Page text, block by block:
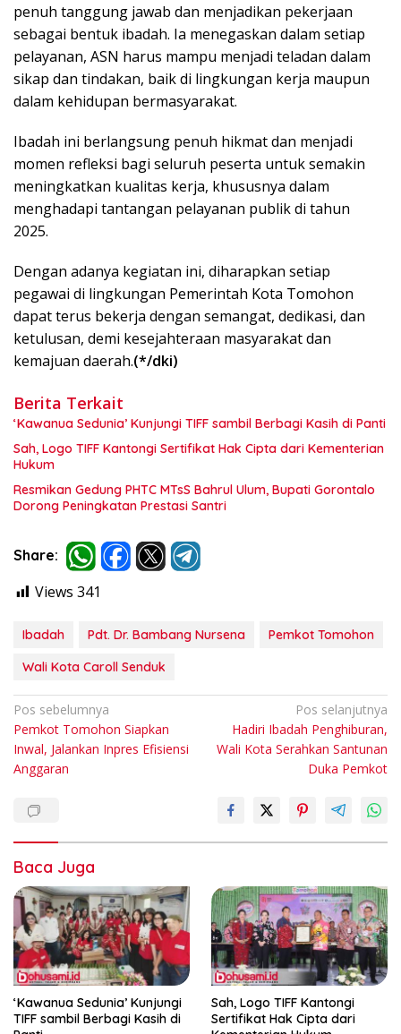
penuh tanggung jawab dan menjadikan pekerjaan
sebagai bentuk ibadah. Ia menegaskan dalam setiap
pelayanan, ASN harus mampu menjadi teladan dalam
sikap dan tindakan, baik di lingkungan kerja maupun
dalam kehidupan bermasyarakat.
Ibadah ini berlangsung penuh hikmat dan menjadi
momen refleksi bagi seluruh peserta untuk semakin
meningkatkan kualitas kerja, khususnya dalam
menghadapi tantangan pelayanan publik di tahun
2025.
Dengan adanya kegiatan ini, diharapkan setiap
pegawai di lingkungan Pemerintah Kota Tomohon
dapat terus bekerja dengan semangat, dedikasi, dan
ketulusan, demi kesejahteraan masyarakat dan
kemajuan daerah.(*/dki)
Berita Terkait
‘Kawanua Sedunia’ Kunjungi TIFF sambil Berbagi Kasih di Panti
Sah, Logo TIFF Kantongi Sertifikat Hak Cipta dari Kementerian
Hukum
Resmikan Gedung PHTC MTsS Bahrul Ulum, Bupati Gorontalo
Dorong Peningkatan Prestasi Santri
Share:
Views 341
Ibadah Pdt. Dr. Bambang Nursena
Pemkot Tomohon
Wali Kota Caroll Senduk
Navigasi
pos
Pos sebelumnya
Pemkot Tomohon Siapkan
Inwal, Jalankan Inpres Efisiensi
Anggaran
Pos selanjutnya
Hadiri Ibadah Penghiburan,
Wali Kota Serahkan Santunan
Duka Pemkot
Baca Juga
‘Kawanua Sedunia’ Kunjungi
TIFF sambil Berbagi Kasih di
Sah, Logo TIFF Kantongi
Sertifikat Hak Cipta dari